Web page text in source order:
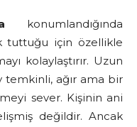
konumlandığında
tuttuğu için özellikle
kolaylaştırır. Uzun
temkinli, ağır ama bir
sever. Kişinin ani
değildir. Ancak